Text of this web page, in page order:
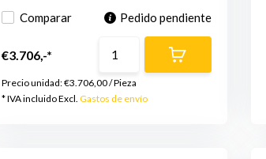
Comparar Pedido pendiente
€3.706,-*
Precio unidad:€3.706,00/Pieza
* IVA incluido Excl. Gastos de envío